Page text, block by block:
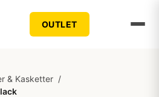
OUTLET
& Kasketter /